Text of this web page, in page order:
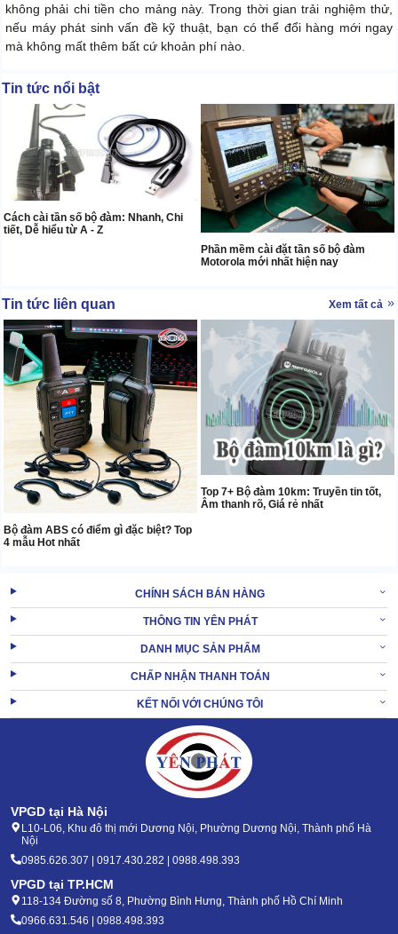
không phải chi tiền cho mảng này. Trong thời gian trải nghiệm thử,
nếu máy phát sinh vấn đề kỹ thuật, bạn có thể đổi hàng mới ngay
mà không mất thêm bất cứ khoản phí nào.
Tin tức nổi bật
Cách cài tần số bộ đàm: Nhanh, Chi
tiết, Dễ hiểu từ A - Z
Phần mềm cài đặt tần số bộ đàm
Motorola mới nhất hiện nay
Tin tức liên quan Xem tất cả
Bộ đàm ABS có điểm gì đặc biệt? Top
4 mẫu Hot nhất
Top 7+ Bộ đàm 10km: Truyền tin tốt,
Âm thanh rõ, Giá rẻ nhất
CHÍNH SÁCH BÁN HÀNG
THÔNG TIN YÊN PHÁT
DANH MỤC SẢN PHẨM
CHẤP NHẬN THANH TOÁN
KẾT NỐI VỚI CHÚNG TÔI
VPGD tại Hà Nội
L10-L06, Khu đô thị mới Dương Nội, Phường Dương Nội, Thành phố Hà
Nội
0985.626.307 | 0917.430.282 | 0988.498.393
VPGD tại TP.HCM
118-134 Đường số 8, Phường Bình Hưng, Thành phố Hồ Chí Minh
0966.631.546 | 0988.498.393